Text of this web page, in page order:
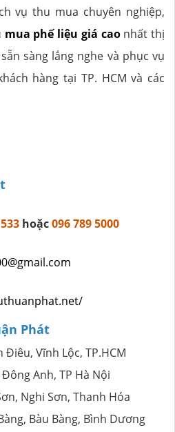
vụ thu mua chuyên nghiệp,
phế liệu giá caonhất thị
sàng lắng nghe và phục vụ
hàng tại TP. HCM và các
hoặc096 789 5000
Phát
Điêu, Vĩnh Lộc, TP.HCM
Anh, TP Hà Nội
Nghi Sơn, Thanh Hóa
Bàu Bàng, Bình Dương